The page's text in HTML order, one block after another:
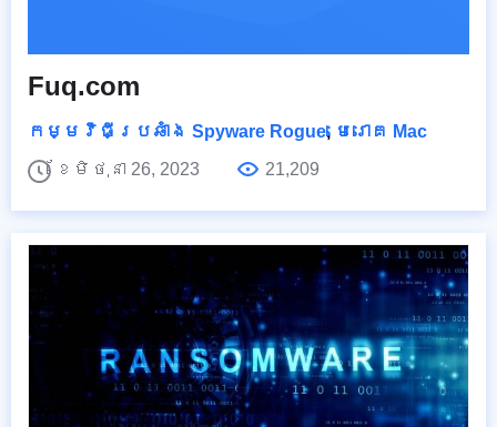
Fuq.com
កម្មវិធីប្រឆាំង Spyware Rogue, មេរោគ Mac
ខែមិថុនា 26, 2023
21,209